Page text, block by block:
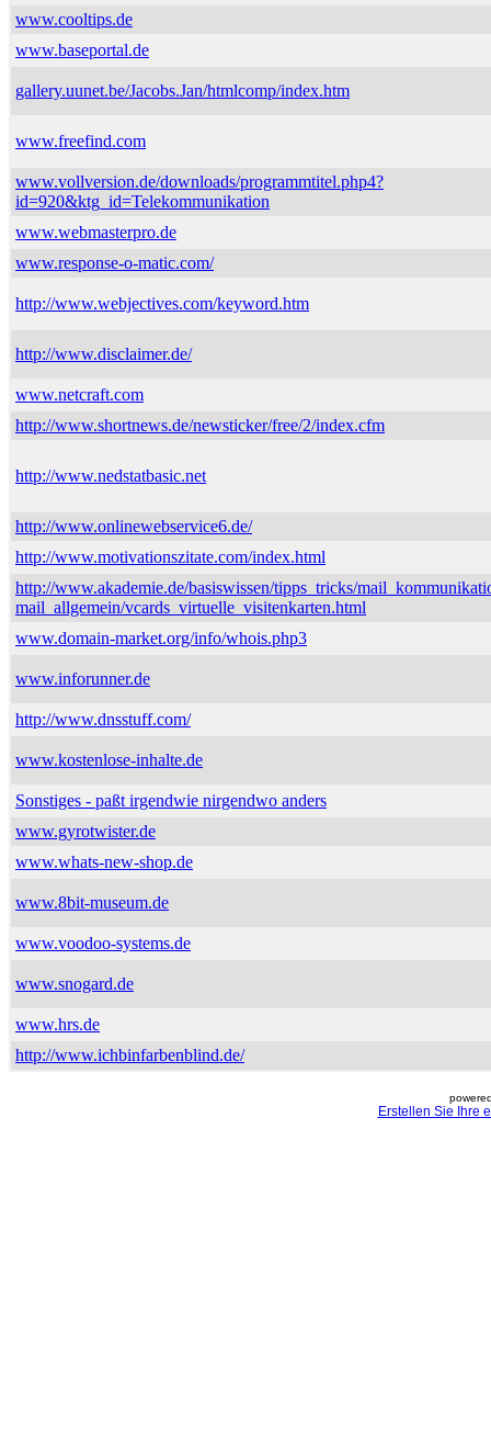
www.cooltips.de
www.baseportal.de
gallery.uunet.be/Jacobs.Jan/htmlcomp/index.htm
www.freefind.com
www.vollversion.de/downloads/programmtitel.php4?
id=920&ktg_id=Telekommunikation
www.webmasterpro.de
www.response-o-matic.com/
http://www.webjectives.com/keyword.htm
http://www.disclaimer.de/
www.netcraft.com
http://www.shortnews.de/newsticker/free/2/index.cfm
http://www.nedstatbasic.net
http://www.onlinewebservice6.de/
http://www.motivationszitate.com/index.html
http://www.akademie.de/basiswissen/tipps_tricks/
mail_allgemein/vcards_virtuelle_visitenkarten.html
www.domain-market.org/info/whois.php3
www.inforunner.de
http://www.dnsstuff.com/
www.kostenlose-inhalte.de
Sonstiges - paßt irgendwie nirgendwo anders
www.gyrotwister.de
www.whats-new-shop.de
www.8bit-museum.de
www.voodoo-systems.de
www.snogard.de
www.hrs.de
http://www.ichbinfarbenblind.de/
Erstellen Sie Ihre